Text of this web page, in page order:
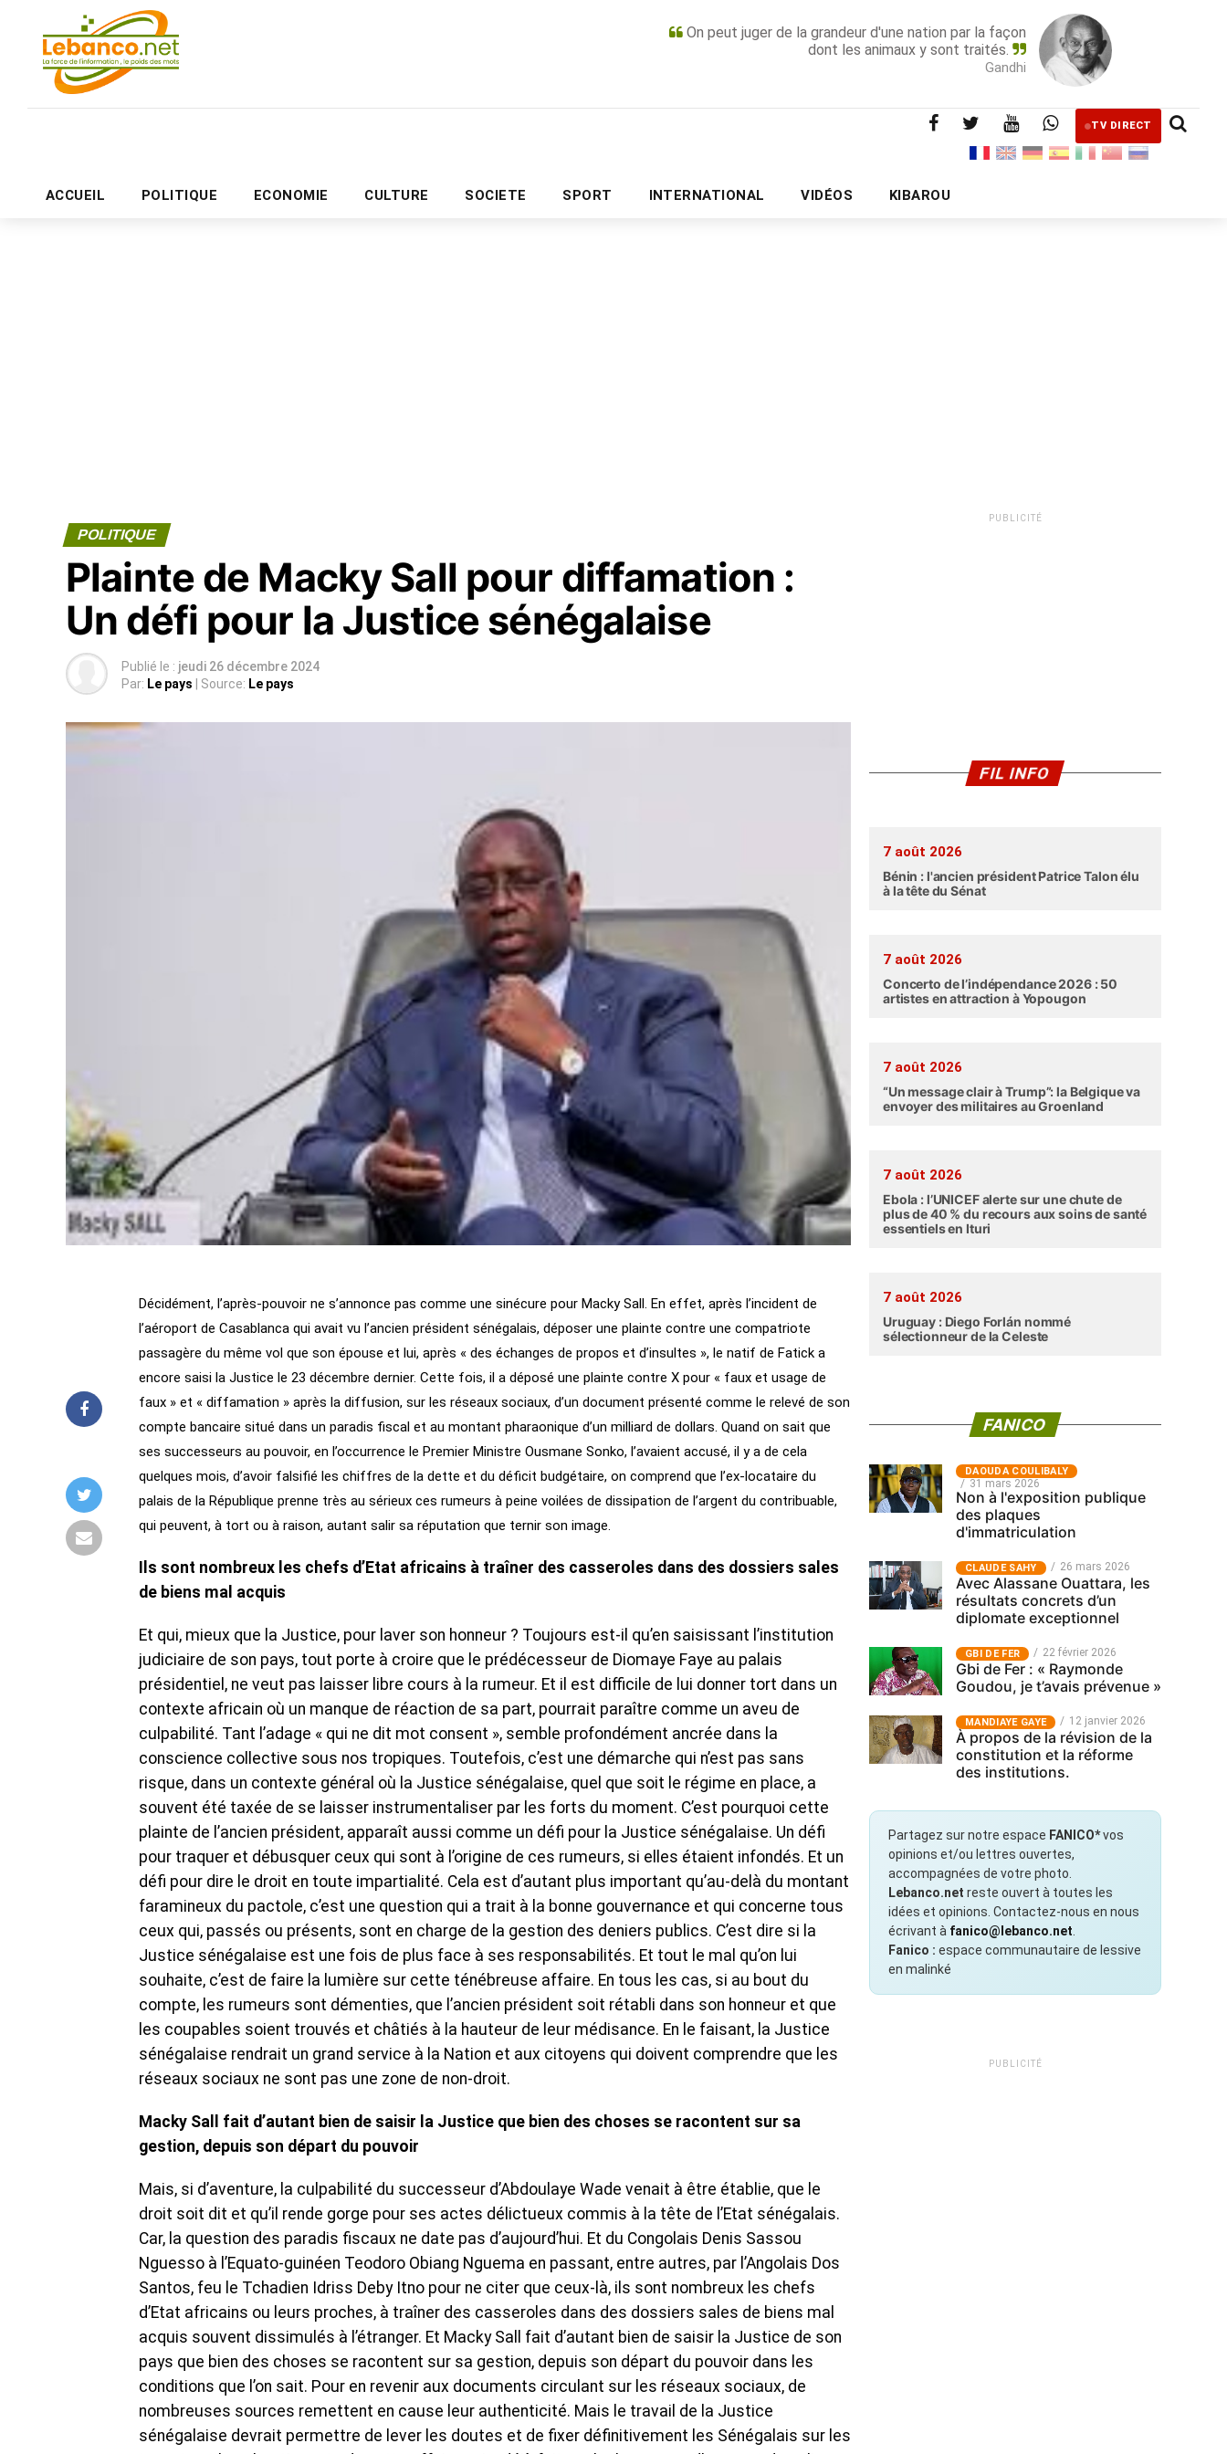
On peut juger de la grandeur d'une nation par la façon
dont les animaux y sont traités.
Gandhi
TV DIRECT
ACCUEIL POLITIQUE ECONOMIE CULTURE SOCIETE SPORT INTERNATIONAL VIDÉOS KIBAROU
PUBLICITÉ
POLITIQUE
Plainte de Macky Sall pour diffamation :
Un défi pour la Justice sénégalaise
Publié le : jeudi 26 décembre 2024
Par: Le pays | Source: Le pays
Décidément, l’après-pouvoir ne s’annonce pas comme une sinécure pour Macky Sall. En effet, après l’incident de
l’aéroport de Casablanca qui avait vu l’ancien président sénégalais, déposer une plainte contre une compatriote
passagère du même vol que son épouse et lui, après « des échanges de propos et d’insultes », le natif de Fatick a
encore saisi la Justice le 23 décembre dernier. Cette fois, il a déposé une plainte contre X pour « faux et usage de
faux » et « diffamation » après la diffusion, sur les réseaux sociaux, d’un document présenté comme le relevé de son
compte bancaire situé dans un paradis fiscal et au montant pharaonique d’un milliard de dollars. Quand on sait que
ses successeurs au pouvoir, en l’occurrence le Premier Ministre Ousmane Sonko, l’avaient accusé, il y a de cela
quelques mois, d’avoir falsifié les chiffres de la dette et du déficit budgétaire, on comprend que l’ex-locataire du
palais de la République prenne très au sérieux ces rumeurs à peine voilées de dissipation de l’argent du contribuable,
qui peuvent, à tort ou à raison, autant salir sa réputation que ternir son image.
Ils sont nombreux les chefs d’Etat africains à traîner des casseroles dans des dossiers sales
de biens mal acquis
Et qui, mieux que la Justice, pour laver son honneur ? Toujours est-il qu’en saisissant l’institution
judiciaire de son pays, tout porte à croire que le prédécesseur de Diomaye Faye au palais
présidentiel, ne veut pas laisser libre cours à la rumeur. Et il est difficile de lui donner tort dans un
contexte africain où un manque de réaction de sa part, pourrait paraître comme un aveu de
culpabilité. Tant l’adage « qui ne dit mot consent », semble profondément ancrée dans la
conscience collective sous nos tropiques. Toutefois, c’est une démarche qui n’est pas sans
risque, dans un contexte général où la Justice sénégalaise, quel que soit le régime en place, a
souvent été taxée de se laisser instrumentaliser par les forts du moment. C’est pourquoi cette
plainte de l’ancien président, apparaît aussi comme un défi pour la Justice sénégalaise. Un défi
pour traquer et débusquer ceux qui sont à l’origine de ces rumeurs, si elles étaient infondés. Et un
défi pour dire le droit en toute impartialité. Cela est d’autant plus important qu’au-delà du montant
faramineux du pactole, c’est une question qui a trait à la bonne gouvernance et qui concerne tous
ceux qui, passés ou présents, sont en charge de la gestion des deniers publics. C’est dire si la
Justice sénégalaise est une fois de plus face à ses responsabilités. Et tout le mal qu’on lui
souhaite, c’est de faire la lumière sur cette ténébreuse affaire. En tous les cas, si au bout du
compte, les rumeurs sont démenties, que l’ancien président soit rétabli dans son honneur et que
les coupables soient trouvés et châtiés à la hauteur de leur médisance. En le faisant, la Justice
sénégalaise rendrait un grand service à la Nation et aux citoyens qui doivent comprendre que les
réseaux sociaux ne sont pas une zone de non-droit.
Macky Sall fait d’autant bien de saisir la Justice que bien des choses se racontent sur sa
gestion, depuis son départ du pouvoir
Mais, si d’aventure, la culpabilité du successeur d’Abdoulaye Wade venait à être établie, que le
droit soit dit et qu’il rende gorge pour ses actes délictueux commis à la tête de l’Etat sénégalais.
Car, la question des paradis fiscaux ne date pas d’aujourd’hui. Et du Congolais Denis Sassou
Nguesso à l’Equato-guinéen Teodoro Obiang Nguema en passant, entre autres, par l’Angolais Dos
Santos, feu le Tchadien Idriss Deby Itno pour ne citer que ceux-là, ils sont nombreux les chefs
d’Etat africains ou leurs proches, à traîner des casseroles dans des dossiers sales de biens mal
acquis souvent dissimulés à l’étranger. Et Macky Sall fait d’autant bien de saisir la Justice de son
pays que bien des choses se racontent sur sa gestion, depuis son départ du pouvoir dans les
conditions que l’on sait. Pour en revenir aux documents circulant sur les réseaux sociaux, de
nombreuses sources remettent en cause leur authenticité. Mais le travail de la Justice
sénégalaise devrait permettre de lever les doutes et de fixer définitivement les Sénégalais sur les
PUBLICITÉ
FIL INFO
7 août 2026
Bénin : l'ancien président Patrice Talon élu
à la tête du Sénat
7 août 2026
Concerto de l’indépendance 2026 : 50
artistes en attraction à Yopougon
7 août 2026
“Un message clair à Trump”: la Belgique va
envoyer des militaires au Groenland
7 août 2026
Ebola : l’UNICEF alerte sur une chute de
plus de 40 % du recours aux soins de santé
essentiels en Ituri
7 août 2026
Uruguay : Diego Forlán nommé
sélectionneur de la Celeste
FANICO
‎DAOUDA COULIBALY
31 mars 2026
Non à l'exposition publique
des plaques
d'immatriculation
CLAUDE SAHY 26 mars 2026
Avec Alassane Ouattara, les
résultats concrets d’un
diplomate exceptionnel
GBI DE FER 22 février 2026
Gbi de Fer : « Raymonde
Goudou, je t’avais prévenue »
MANDIAYE GAYE 12 janvier 2026
À propos de la révision de la
constitution et la réforme
des institutions.
Partagez sur notre espace FANICO*vos
opinions et/ou lettres ouvertes,
accompagnées de votre photo.
Lebanco.net reste ouvert à toutes les
idées et opinions. Contactez-nous en nous
écrivant à fanico@lebanco.net
Fanico : espace communautaire de lessive
en malinké
PUBLICITÉ